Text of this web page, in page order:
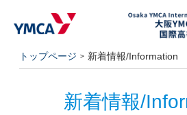
トップページ 新着情報/Information
新着情報/